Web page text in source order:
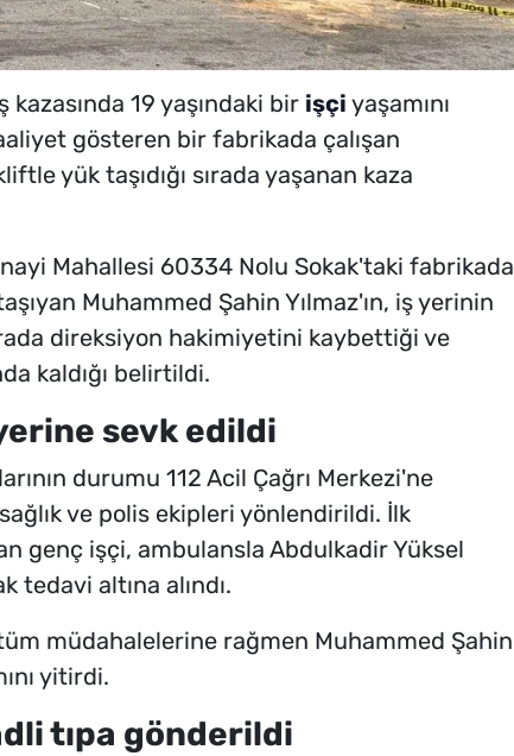
19 yaşındaki bir işçi yaşamını
gösteren bir fabrikada çalışan
yük taşıdığı sırada yaşanan kaza
Mahallesi 60334 Nolu Sokak'taki fabrikada
Muhammed Şahin Yılmaz'ın, iş yerinin
direksiyon hakimiyetini kaybettiği ve
kaldığı belirtildi.
sevk edildi
durumu 112 Acil Çağrı Merkezi'ne
ve polis ekipleri yönlendirildi. İlk
genç işçi, ambulansla Abdulkadir Yüksel
tedavi altına alındı.
müdahalelerine rağmen Muhammed Şahin
yitirdi.
tıpa gönderildi